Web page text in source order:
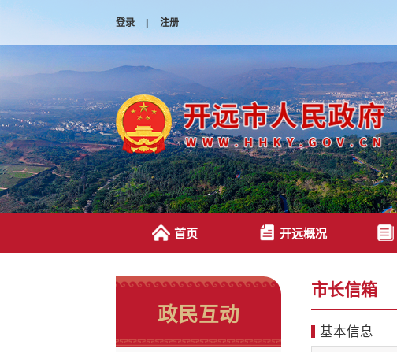
登录 | 注册
首页 开远概况
政民互动
市长信箱
基本信息